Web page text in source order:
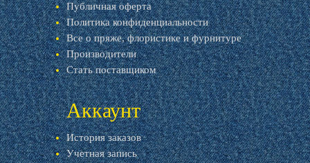
Публичная оферта
Политика конфиденциальности
Все о пряже, флористике и фурнитуре
Производители
Стать поставщиком
Аккаунт
История заказов
Учетная запись